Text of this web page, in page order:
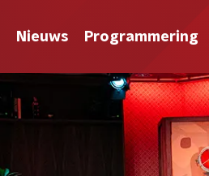
Nieuws Programmering